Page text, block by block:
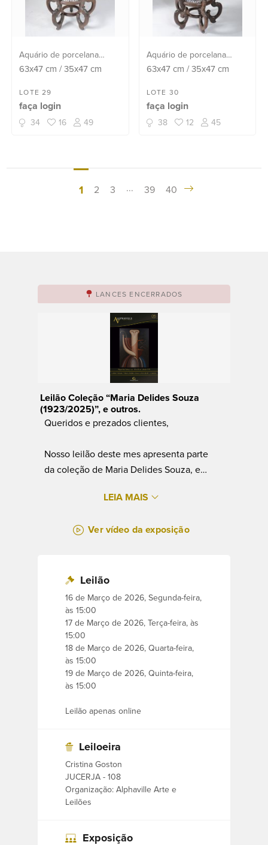
Aquário de porcelana
oriental decorado com
policromia, realces
dourados. Interior com
figuras de carpas.
Assinado. Base de
63x47 cm/35x47 cm
LOTE 29
faça login
34 16 49
Aquário de porcelana
oriental decorado com
policromia, realces
dourados. Interior com
figuras de carpas.
Assinado. Base de
63x47cm /35x47cm
LOTE 30
faça login
38 12 45
1 2 3 ... 39 40
LANCES ENCERRADOS
Leilão Coleção “Maria Delides Souza
(1923/2025)”, e outros.
Queridos e prezados clientes,
Nosso leilão deste mes apresenta parte
da coleção de Maria Delides Souza, e
Rio de Janeiro e de outros estados,
Pinturas e gravuras de diversos artistas,
como: Miguel de Souza, Manabu Mabe,
Grauben, José de Freitas, Portinari, Volpi,
Luiz Áquila, Ivan Freitas, Carlos Scliar,
Carlos Bracher, Elza O.S., Sergio Telles,
Osmar Dilon, Píndaro Castello Branco,
Milton Dacosta, Ruben Esmanhotto,
Enrico Bianco, Adelson do Prado,
Santiago, Oscar Palacios, Eduardo Sued,
Piza, Bruno Pedrosa, Benjamin Silva,
Gastão Formenti, Sigaud, Manuel Kantor,
Georgina de Albuquerque, Bustamante
Sá, Edgar Walter, Gutbrod, Mauro
LEIA MAIS
Ver vídeo da exposição
Leilão
16 de Março de 2026, Segunda-feira,
às 15:00
17 de Março de 2026, Terça-feira, às
15:00
18 de Março de 2026, Quarta-feira,
às 15:00
19 de Março de 2026, Quinta-feira,
às 15:00
Leilão apenas online
Leiloeira
Cristina Goston
JUCERJA - 108
Organização: Alphaville Arte e
Leilões
Exposição